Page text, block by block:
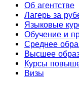
Об агентстве
Лагерь за
Языковые
Обучение и
Среднее
Высшее
Курсы
Визы